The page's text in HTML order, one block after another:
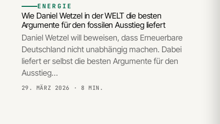
ENERGIE
Wie Daniel Wetzel in der WELT die besten
Argumente für den fossilen Ausstieg liefert
Daniel Wetzel will beweisen, dass Erneuerbare
Deutschland nicht unabhängig machen. Dabei
liefert er selbst die besten Argumente für den
Ausstieg…
29. MÄRZ 2026 · 8 MIN.